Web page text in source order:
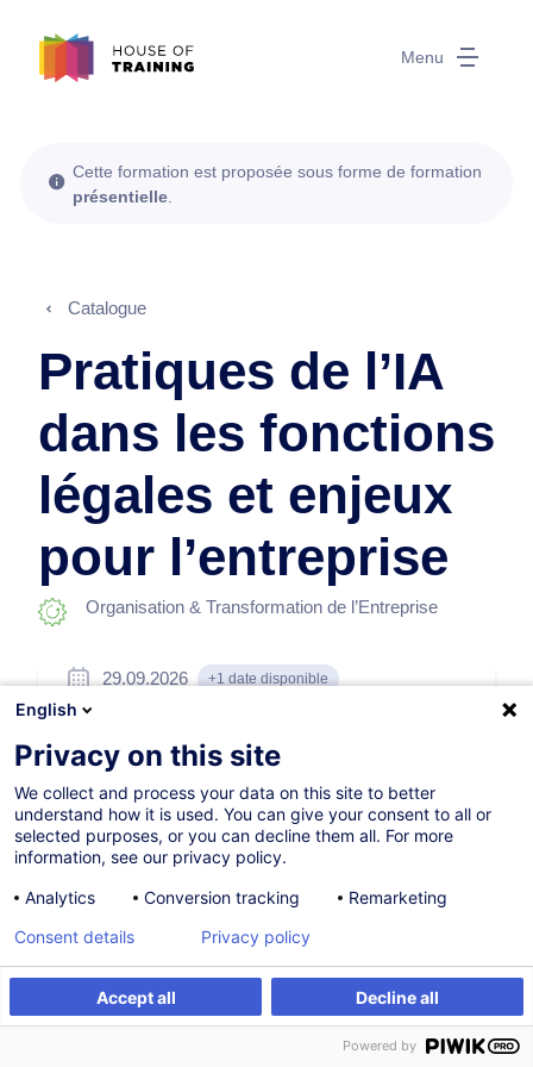
Menu
S'inscrire Formation sur mesure
Cette formation est proposée sous forme de formation
présentielle
Catalogue
Pratiques de l’IA
dans les fonctions
légales et enjeux
pour l’entreprise
Organisation & Transformation de l’Entreprise
29.09.2026 +1 date disponible
Formation présentielle
Cours du jour
French / Français
010371
260,00EUR(+3% TVA)
S'inscrire
English
Privacy on this site
We collect and process your data on this site to better
understand how it is used. You can give your consent to all or
selected purposes, or you can decline them all. For more
information, see our privacy policy.
Analytics
Conversion tracking Remarketing
Accept all Decline all
Consent details Privacy policy
Powered by